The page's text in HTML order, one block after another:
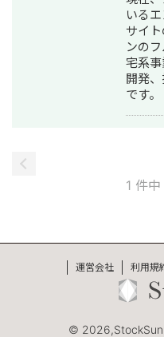
いるエン
サイ
ンのフ
宅系
開発
です。 また営業活動を楽にするツール
も対応可能
住宅
ト・
医院
ン〜開
ページ
1 件
運営会社 利用規
© 2026,StockSun